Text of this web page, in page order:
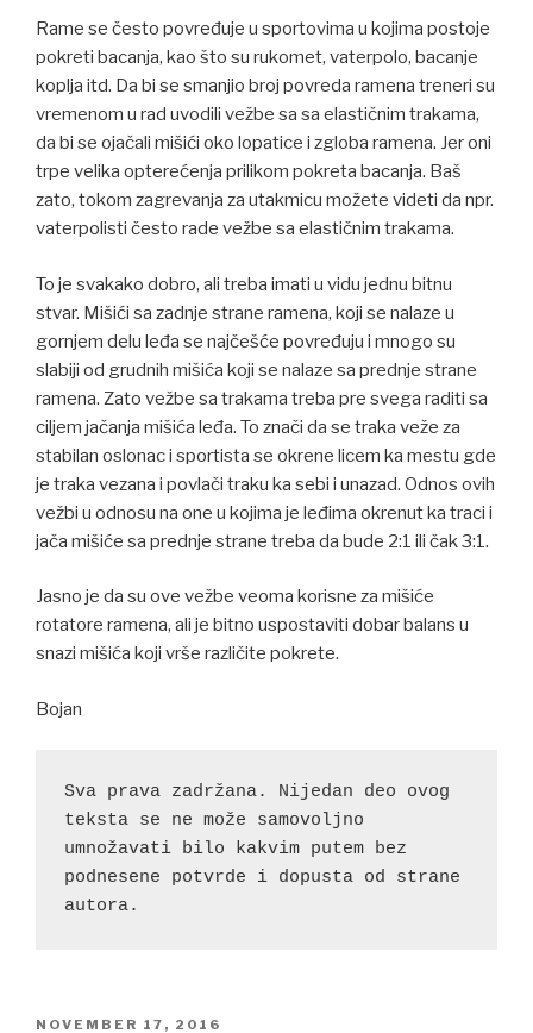
Rame se često povređuje u sportovima u kojima postoje
pokreti bacanja, kao što su rukomet, vaterpolo, bacanje
koplja itd. Da bi se smanjio broj povreda ramena treneri su
vremenom u rad uvodili vežbe sa sa elastičnim trakama,
da bi se ojačali mišići oko lopatice i zgloba ramena. Jer oni
trpe velika opterećenja prilikom pokreta bacanja. Baš
zato, tokom zagrevanja za utakmicu možete videti da npr.
vaterpolisti često rade vežbe sa elastičnim trakama.
To je svakako dobro, ali treba imati u vidu jednu bitnu
stvar. Mišići sa zadnje strane ramena, koji se nalaze u
gornjem delu leđa se najčešće povređuju i mnogo su
slabiji od grudnih mišića koji se nalaze sa prednje strane
ramena. Zato vežbe sa trakama treba pre svega raditi sa
ciljem jačanja mišića leđa. To znači da se traka veže za
stabilan oslonac i sportista se okrene licem ka mestu gde
je traka vezana i povlači traku ka sebi i unazad. Odnos ovih
vežbi u odnosu na one u kojima je leđima okrenut ka traci i
jača mišiće sa prednje strane treba da bude 2:1 ili čak 3:1.
Jasno je da su ove vežbe veoma korisne za mišiće
rotatore ramena, ali je bitno uspostaviti dobar balans u
snazi mišića koji vrše različite pokrete.
Bojan
Sva prava zadržana. Nijedan deo ovog
teksta se ne može samovoljno
umnožavati bilo kakvim putem bez
podnesene potvrde i dopusta od strane
autora.
POSTED
NOVEMBER 17, 2016